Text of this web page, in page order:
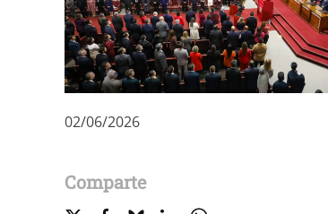
02/06/2026
Comparte